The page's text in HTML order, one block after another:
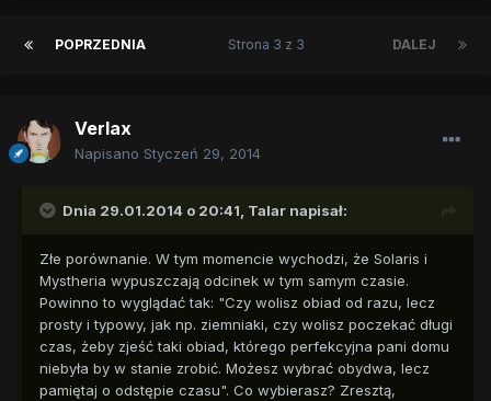
POPRZEDNIA DALEJ
Strona 3 z 3
Verlax
Napisano Styczeń 29, 2014
Dnia 29.01.2014 o 20:41, Talar napisał:
Złe porównanie. W tym momencie wychodzi, że Solaris i
Mystheria wypuszczają odcinek w tym samym czasie.
Powinno to wyglądać tak: "Czy wolisz obiad od razu, lecz
prosty i typowy, jak np. ziemniaki, czy wolisz poczekać długi
czas, żeby zjeść taki obiad, którego perfekcyjna pani domu
niebyła by w stanie zrobić. Możesz wybrać obydwa, lecz
pamiętaj o odstępie czasu". Co wybierasz? Zresztą,